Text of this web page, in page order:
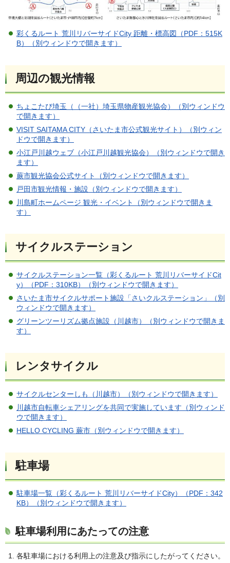
彩くるルート 荒川リバーサイドCity 距離・標高図（PDF：515K
B）（別ウィンドウで開きます）
周辺の観光情報
ちょこたび埼玉（（一社）埼玉県物産観光協会）（別ウィンドウ
で開きます）
VISIT SAITAMA CITY（さいたま市公式観光サイト）（別ウィン
ドウで開きます）
小江戸川越ウェブ（小江戸川越観光協会）（別ウィンドウで開き
ます）
蕨市観光協会公式サイト（別ウィンドウで開きます）
戸田市観光情報・施設（別ウィンドウで開きます）
川島町ホームページ 観光・イベント（別ウィンドウで開きま
す）
サイクルステーション
サイクルステーション一覧（彩くるルート 荒川リバーサイドCit
y）（PDF：310KB）（別ウィンドウで開きます）
さいたま市サイクルサポート施設「さいクルステーション」（別
ウィンドウで開きます）
グリーンツーリズム拠点施設（川越市）（別ウィンドウで開きま
す）
レンタサイクル
サイクルセンターしも（川越市）（別ウィンドウで開きます）
川越市自転車シェアリングを共同で実施しています（別ウィンド
ウで開きます）
HELLO CYCLING 蕨市（別ウィンドウで開きます）
駐車場
駐車場一覧（彩くるルート 荒川リバーサイドCity）（PDF：342
KB）（別ウィンドウで開きます）
駐車場利用にあたっての注意
各駐車場における利用上の注意及び指示にしたがってください。